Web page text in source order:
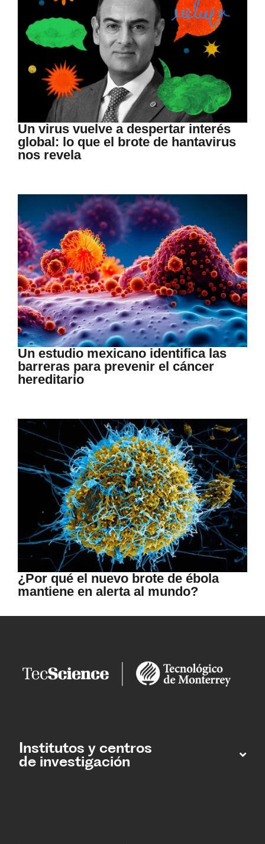
Un virus vuelve a despertar interés
global: lo que el brote de hantavirus
nos revela
Un estudio mexicano identifica las
barreras para prevenir el cáncer
hereditario
¿Por qué el nuevo brote de ébola
mantiene en alerta al mundo?
Institutos y centros
de investigación